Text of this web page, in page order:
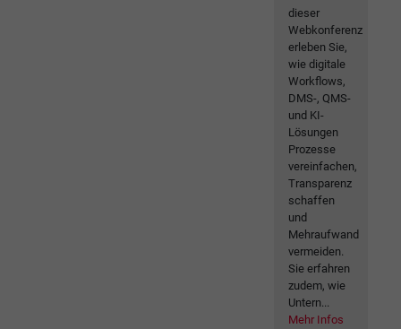
dieser
Webkonferenz
erleben Sie,
wie digitale
Workflows,
DMS-, QMS-
und KI-
Lösungen
Prozesse
vereinfachen,
Transparenz
schaffen
und
Mehraufwand
vermeiden.
Sie erfahren
zudem, wie
Untern...
Mehr Infos